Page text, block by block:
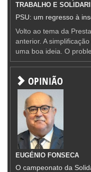
TRABALHO E
PSU: um regresso à
Volto ao tema da
anterior. A
uma boa ideia. O
OPINIÃO
EUGÉNIO FONSECA
O campeonato da